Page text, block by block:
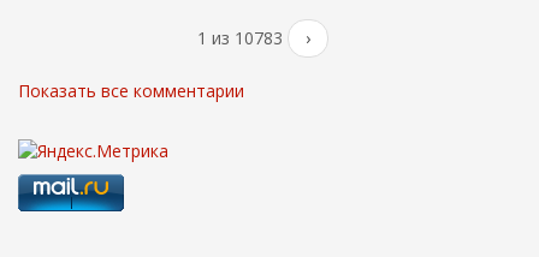
1 из 10783 ›
Показать все комментарии